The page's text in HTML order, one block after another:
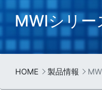
MWIシリー
HOME 製品情報